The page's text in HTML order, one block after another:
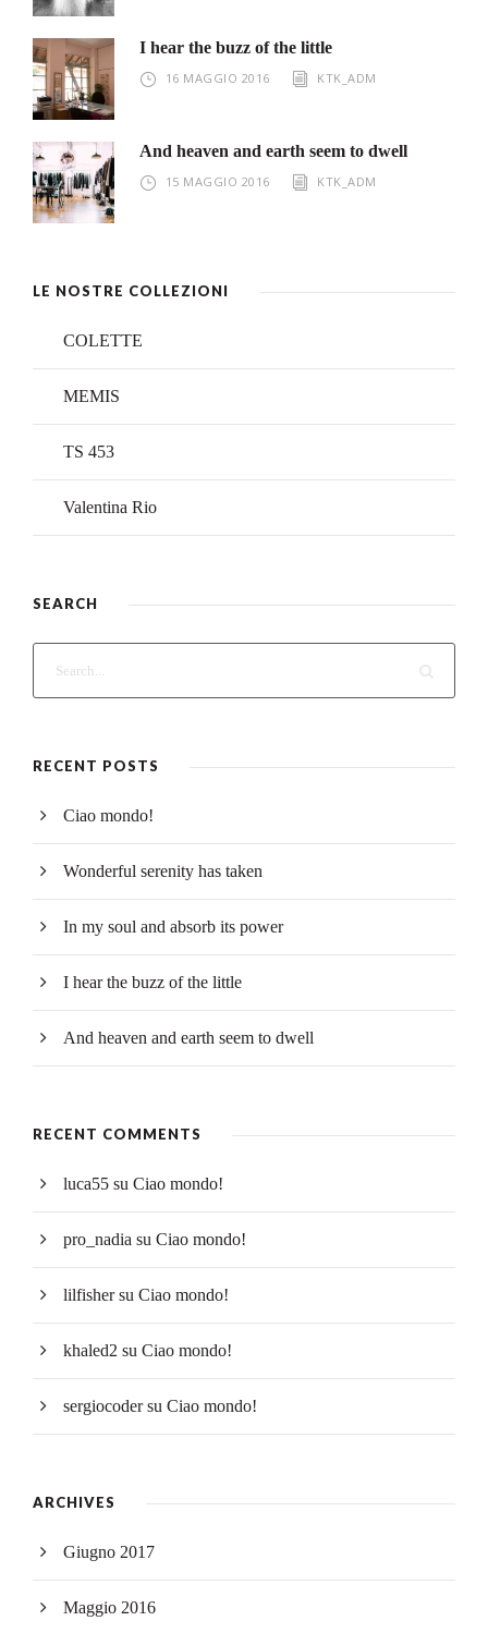
I hear the buzz of the little
16 MAGGIO 2016 KTK_ADM
And heaven and earth seem to dwell
15 MAGGIO 2016 KTK_ADM
LE NOSTRE COLLEZIONI
COLETTE
MEMIS
TS 453
Valentina Rio
SEARCH
RECENT POSTS
Ciao mondo!
Wonderful serenity has taken
In my soul and absorb its power
I hear the buzz of the little
And heaven and earth seem to dwell
RECENT COMMENTS
luca55 su Ciao mondo!
pro_nadia su Ciao mondo!
lilfishersu Ciao mondo!
khaled2 su Ciao mondo!
sergiocodersu Ciao mondo!
ARCHIVES
Giugno 2017
Maggio 2016